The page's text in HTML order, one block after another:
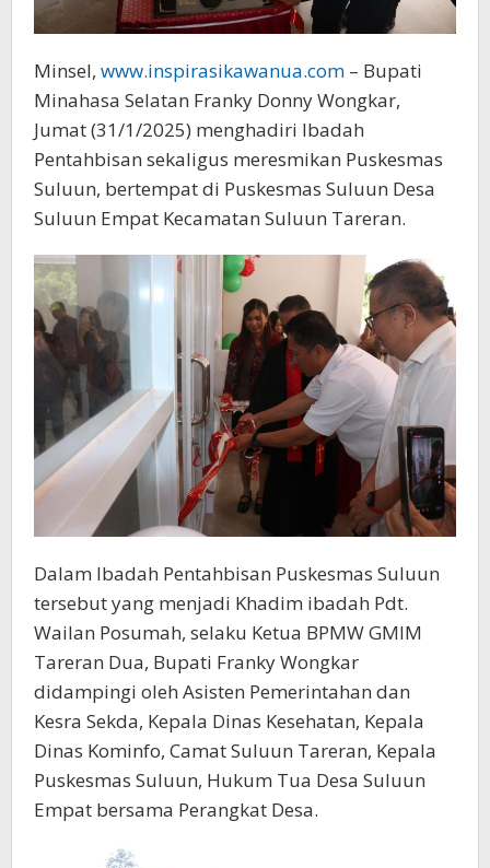
Minsel, www.inspirasikawanua.com – Bupati
Minahasa Selatan Franky Donny Wongkar,
Jumat (31/1/2025) menghadiri Ibadah
Pentahbisan sekaligus meresmikan Puskesmas
Suluun, bertempat di Puskesmas Suluun Desa
Suluun Empat Kecamatan Suluun Tareran.
Dalam Ibadah Pentahbisan Puskesmas Suluun
tersebut yang menjadi Khadim ibadah Pdt.
Wailan Posumah, selaku Ketua BPMW GMIM
Tareran Dua, Bupati Franky Wongkar
didampingi oleh Asisten Pemerintahan dan
Kesra Sekda, Kepala Dinas Kesehatan, Kepala
Dinas Kominfo, Camat Suluun Tareran, Kepala
Puskesmas Suluun, Hukum Tua Desa Suluun
Empat bersama Perangkat Desa.